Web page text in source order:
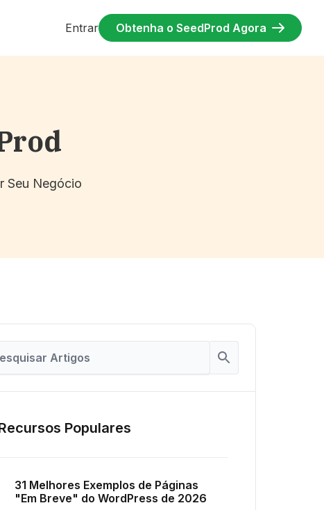
Entrar Obtenha o SeedProd Agora
Seu Negócio
Populares
31 Melhores Exemplos de Páginas
"Em Breve" do WordPress de 2026